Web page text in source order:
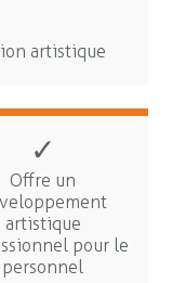
artistique
✓
Offre un
artistique
pour le
personnel